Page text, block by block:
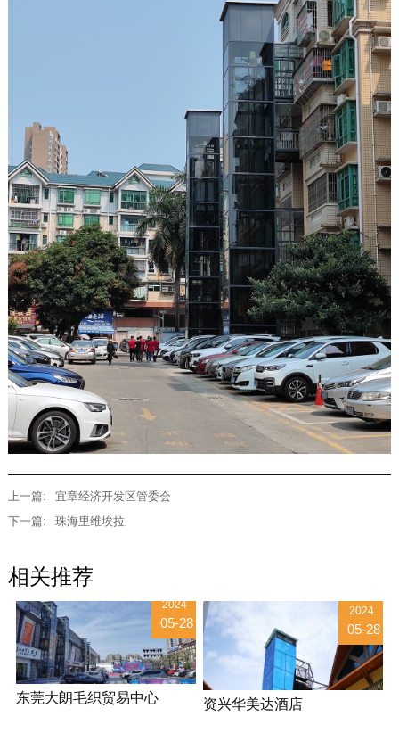
上一篇:
宜章经济开发区管委会
下一篇:
珠海里维埃拉
相关推荐
2024
05-28
东莞大朗毛织贸易中心
2024
05-28
资兴华美达酒店